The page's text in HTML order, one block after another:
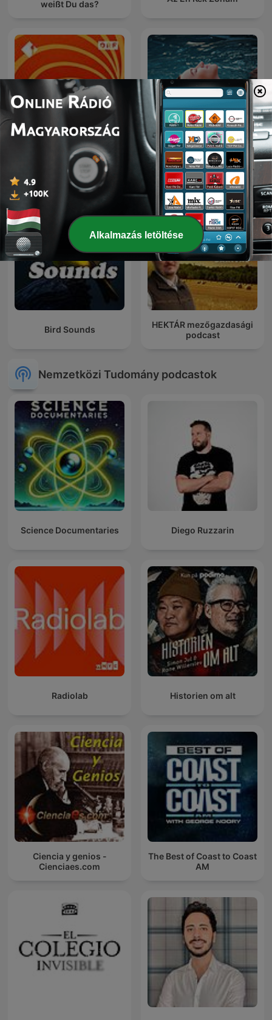
weißt Du das?
Ö1 Radiokolleg Relaxation
Bird Sounds
HEKTÁR mezőgazdasági
podcast
Nemzetközi Tudomány podcastok
Science Documentaries Diego Ruzzarin
Radiolab Historien om alt
Ciencia y genios -
Cienciaes.com
The Best of Coast to Coast
AM
Alkalmazás letöltése